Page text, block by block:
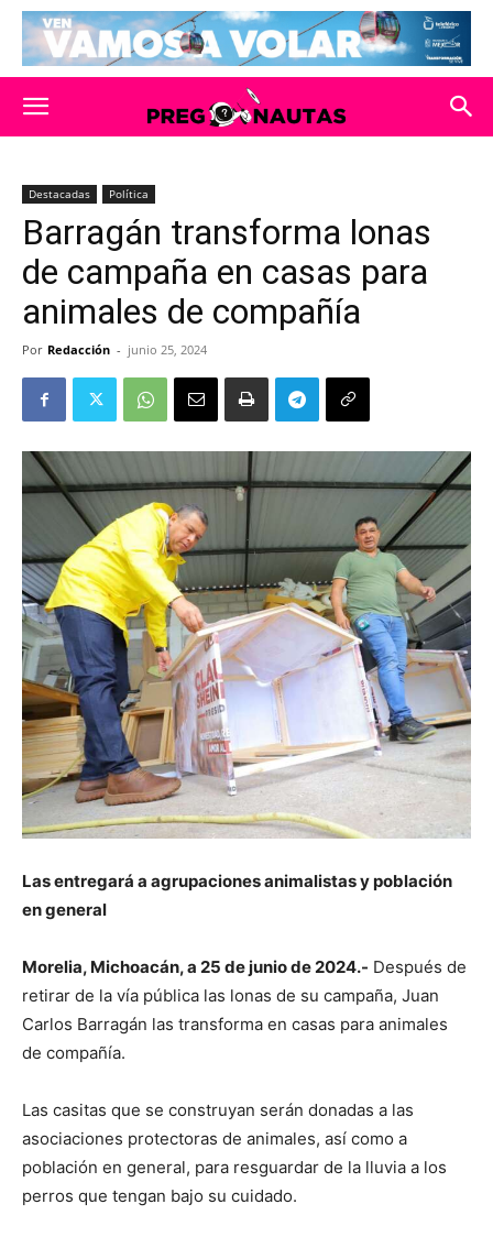
Destacadas Política
Barragán transforma lonas
de campaña en casas para
animales de compañía
Por Redacción - junio 25, 2024
Las entregará a agrupaciones animalistas y población
en general
Morelia, Michoacán, a 25 de junio de 2024.- Después de
retirar de la vía pública las lonas de su campaña, Juan
Carlos Barragán las transforma en casas para animales
de compañía.
Las casitas que se construyan serán donadas a las
asociaciones protectoras de animales, así como a
población en general, para resguardar de la lluvia a los
perros que tengan bajo su cuidado.